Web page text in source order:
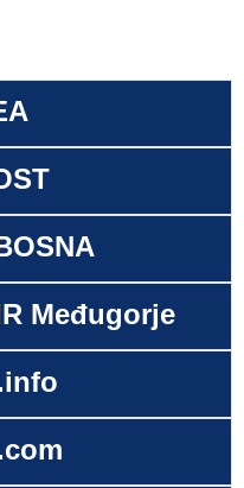
Međugorje